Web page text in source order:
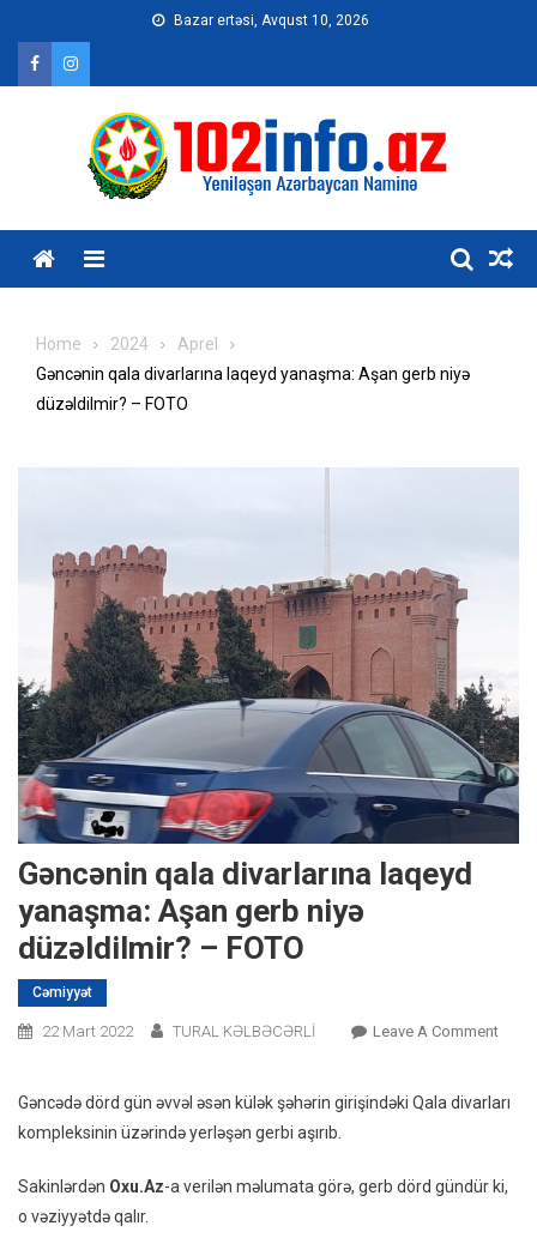
content
Bazar ertəsi, Avqust 10, 2026
Home 2024
Aprel
Gəncənin qala divarlarına laqeyd yanaşma: Aşan gerb niyə
düzəldilmir? – FOTO
Gəncənin qala divarlarına laqeyd
yanaşma: Aşan gerb niyə
düzəldilmir? – FOTO
Cəmiyyət
22 Mart 2022 TURAL KƏLBƏCƏRLİ Leave A CommentOn
Aşan
Gəncədə dörd gün əvvəl əsən külək şəhərin girişindəki Qala divarları
kompleksinin üzərində yerləşən gerbi aşırıb.
Sakinlərdən Oxu.Az-a verilən məlumata görə, gerb dörd gündür ki,
o vəziyyətdə qalır.